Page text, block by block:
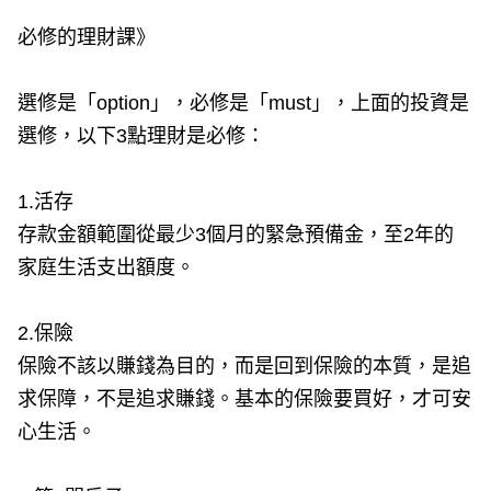
必修的理財課》
選修是「option」，必修是「must」，上面的投資是
選修，以下3點理財是必修：
1.活存
存款金額範圍從最少3個月的緊急預備金，至2年的
家庭生活支出額度。
2.保險
保險不該以賺錢為目的，而是回到保險的本質，是追
求保障，不是追求賺錢。基本的保險要買好，才可安
心生活。